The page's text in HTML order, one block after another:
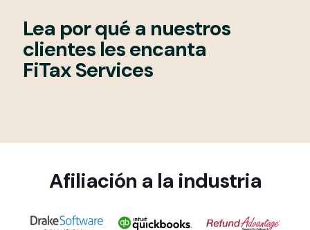
Lea por qué a nuestros
clientes les encanta
FiTax Services
Afiliación a la industria